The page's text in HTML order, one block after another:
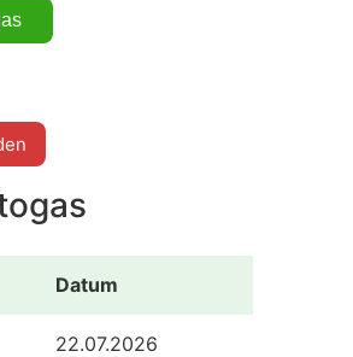
Datum
22.07.2026